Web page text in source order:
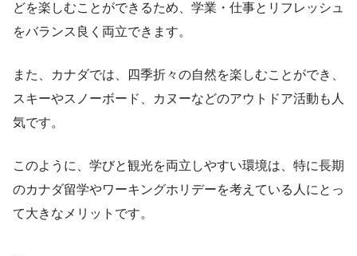
どを楽しむことができるため、学業・仕事とリフレッシュ
をバランス良く両立できます。
また、カナダでは、四季折々の自然を楽しむことができ、
スキーやスノーボード、カヌーなどのアウトドア活動も人
気です。
このように、学びと観光を両立しやすい環境は、特に長期
のカナダ留学やワーキングホリデーを考えている人にとっ
て大きなメリットです。